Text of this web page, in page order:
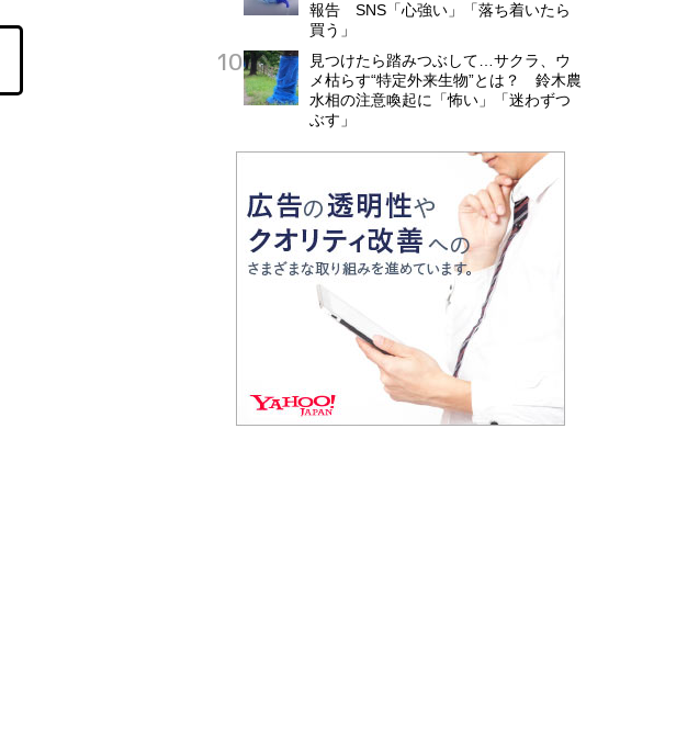
報告 SNS「心強い」「落ち着いたら
買う」
見つけたら踏みつぶして…サクラ、ウ
メ枯らす“特定外来生物”とは？ 鈴木農
水相の注意喚起に「怖い」「迷わずつ
ぶす」